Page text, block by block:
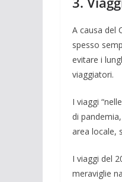
A causa del
spesso
evitare i
viaggiatori.
I viaggi
di
area locale,
I viaggi del
meraviglie